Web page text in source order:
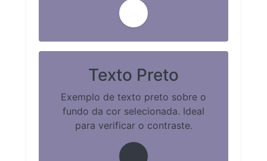
Texto Preto
Exemplo de texto preto sobre o
fundo da cor selecionada. Ideal
para verificar o contraste.